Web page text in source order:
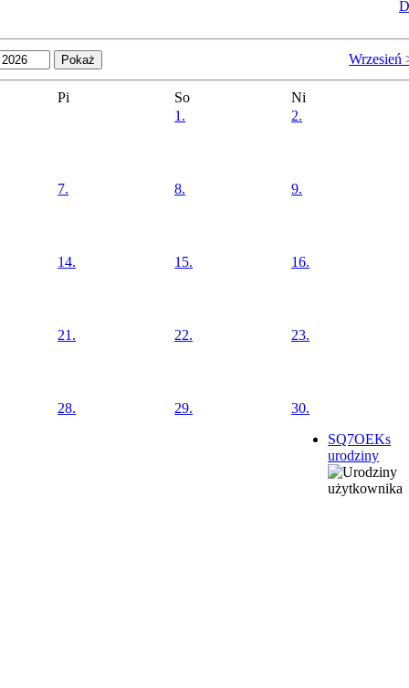
Wrzesień
Pi So
Ni
1.
2.
7. 8. 9.
14. 15. 16.
21. 22. 23.
28. 29.
30.
SQ7OEKs
urodziny